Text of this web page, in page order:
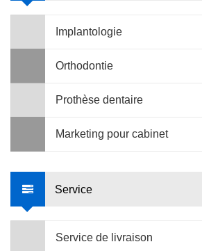
Implantologie
Orthodontie
Prothèse dentaire
Marketing pour cabinet
Service
Service de livraison